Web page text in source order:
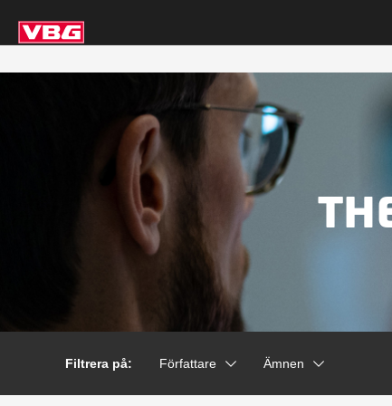
Filtrera på: Författare Ämnen